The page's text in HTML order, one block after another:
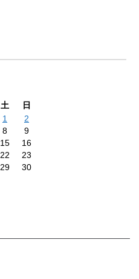
土
日
1
2
8
9
15
16
22
23
29
30